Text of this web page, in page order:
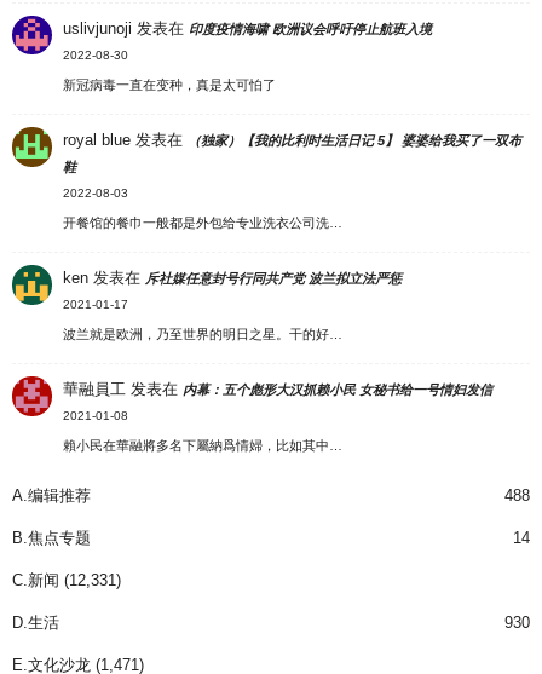
uslivjunoji 发表在 印度疫情海啸 欧洲议会呼吁停止航班入境
2022-08-30
新冠病毒一直在变种，真是太可怕了
royal blue 发表在
（独家）【我的比利时生活日记 5】 婆婆给我买了一双布
鞋
2022-08-03
开餐馆的餐巾一般都是外包给专业洗衣公司洗…
ken 发表在 斥社媒任意封号行同共产党 波兰拟立法严惩
2021-01-17
波兰就是欧洲，乃至世界的明日之星。干的好…
華融員工 发表在 内幕：五个彪形大汉抓赖小民 女秘书给一号情妇发信
2021-01-08
賴小民在華融將多名下屬納爲情婦，比如其中…
A.编辑推荐 488
B.焦点专题 14
C.新闻 (12,331)
D.生活 930
E.文化沙龙 (1,471)